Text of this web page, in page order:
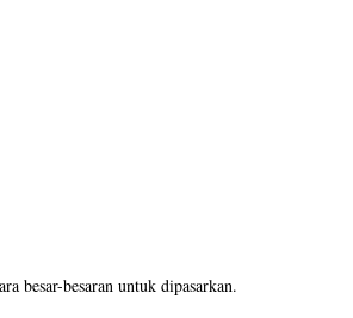
besar-besaran untuk dipasarkan.